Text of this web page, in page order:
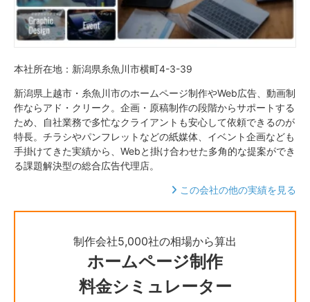
本社所在地：新潟県糸魚川市横町4-3-39
新潟県上越市・糸魚川市のホームページ制作やWeb広告、動画制
作ならアド・クリーク。企画・原稿制作の段階からサポートする
ため、自社業務で多忙なクライアントも安心して依頼できるのが
特長。チラシやパンフレットなどの紙媒体、イベント企画なども
手掛けてきた実績から、Webと掛け合わせた多角的な提案ができ
る課題解決型の総合広告代理店。
この会社の他の実績を見る
制作会社5,000社の相場から算出
ホームページ制作
料金シミュレーター